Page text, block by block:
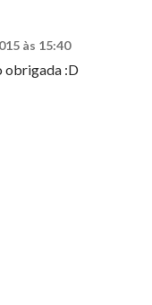
às 15:40
obrigada :D